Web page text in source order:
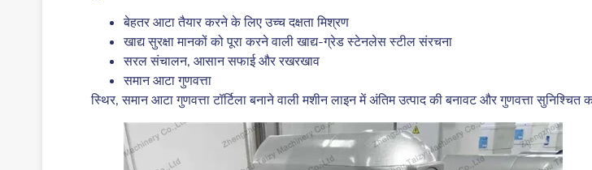
बेहतर आटा तैयार करने के लिए उच्च दक्षता मिश्रण
खाद्य सुरक्षा मानकों को पूरा करने वाली खाद्य-ग्रेड स्टेनलेस स्टील संरचना
सरल संचालन, आसान सफाई और रखरखाव
समान आटा गुणवत्ता
स्थिर, समान आटा गुणवत्ता टॉर्टिला बनाने वाली मशीन लाइन में अंतिम उत्पाद की बनावट और गुणवत्ता